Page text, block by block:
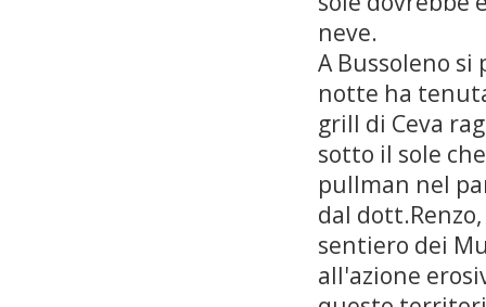
neve.
A Bussoleno
notte ha
grill di Ceva
sotto il sole
pullman nel
dal
sentiero dei
all'azione